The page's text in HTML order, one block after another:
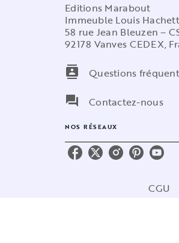
Editions Marabout
Immeuble Louis
58 rue Jean Bleuzen –
92178 Vanves CEDEX,
contacts
Questions
question_answer
Contactez-nous
NOS RÉSEAUX
CGU